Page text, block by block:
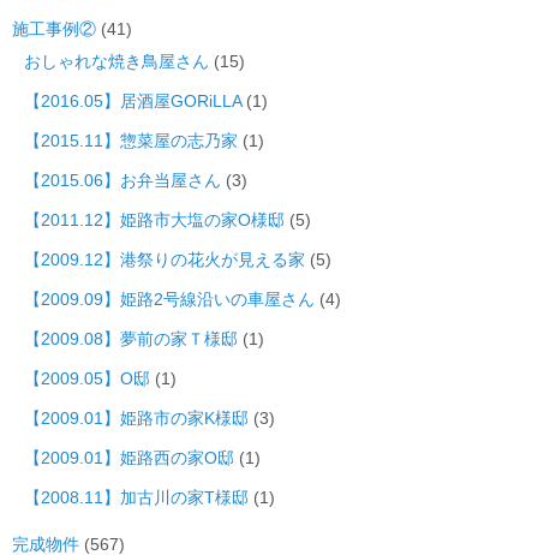
施工事例② (41)
おしゃれな焼き鳥屋さん (15)
【2016.05】居酒屋GORiLLA(1)
【2015.11】惣菜屋の志乃家 (1)
【2015.06】お弁当屋さん (3)
【2011.12】姫路市大塩の家O様邸 (5)
【2009.12】港祭りの花火が見える家 (5)
【2009.09】姫路2号線沿いの車屋さん (4)
【2009.08】夢前の家Ｔ様邸 (1)
【2009.05】O邸 (1)
【2009.01】姫路市の家K様邸 (3)
【2009.01】姫路西の家O邸 (1)
【2008.11】加古川の家T様邸 (1)
完成物件 (567)